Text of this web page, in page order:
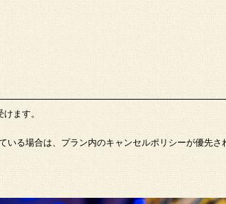
ます。
る場合は、プラン内のキャンセルポリシーが優先さ